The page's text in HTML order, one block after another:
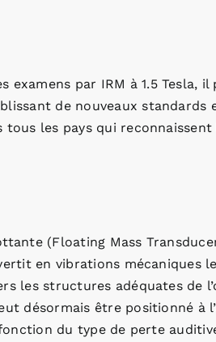
examens par IRM à 1.5 Tesla,
de nouveaux
les pays qui reconnaissent
(Floating Mass
en vibrations mécaniques
les structures adéquates de
désormais être positionné à
du type de perte